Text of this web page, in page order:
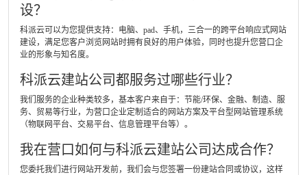
设？
科派云可以为您提供支持：电脑、pad、手机，三合一的跨平台响应式网站
建设，满足您客户浏览网站时拥有良好的用户体验，同时也提升您营口企
业的形象与知名度。
科派云建站公司都服务过哪些行业？
我们服务的企业种类较多，基本客户来自于：节能/环保、金融、制造、服
务、贸易等行业，为营口企业定制适合的网站方案及平台型网站管理系统
（物联网平台、交易平台、信息管理平台等）。
我在营口如何与科派云建站公司达成合作？
您委托我们进行网站开发前，我们会与您签署一份建站合同或协议，这样